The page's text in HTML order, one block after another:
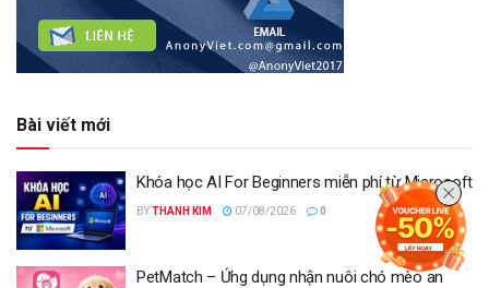
Bài viết mới
Khóa học AI For Beginners miễn phí từ Microsoft
BYTHANH KIM 07/08/2026 0
PetMatch – Ứng dụng nhận nuôi chó mèo an